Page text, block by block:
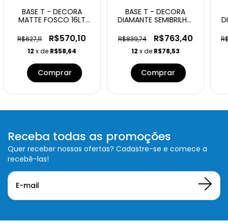
BASE T - DECORA
MATTE FOSCO 16LT
R$627,11 R$570,10
12x deR$58,64
BASE T - DECORA
DIAMANTE SEMIBRILHO
R$839,74 R$763,40
12x deR$78,53
Receba todas as promoções
Quer receber nossas ofertas? Cadastre-se e comece a
recebê-las!